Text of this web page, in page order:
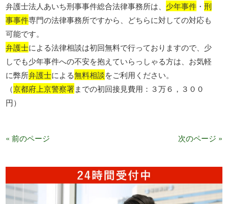
弁護士法人あいち刑事事件総合法律事務所は、 少年事件 ・刑
事事件専門の法律事務所ですから、どちらに対しての対応も
可能です。
弁護士による法律相談は初回無料で行っておりますので、少
しでも少年事件への不安を抱えていらっしゃる方は、お気軽
に弊所弁護士による無料相談をご利用ください。
（京都府上京警察署までの初回接見費用：３万６，３００
円）
« 前のページ 次のページ »